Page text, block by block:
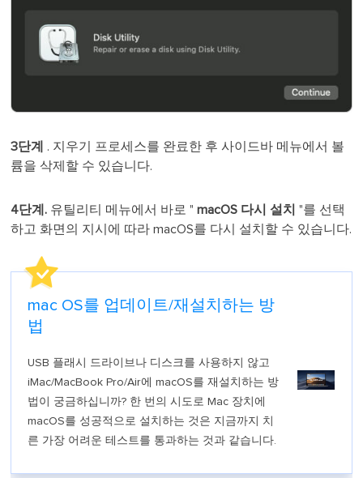
3단계
. 지우기 프로세스를 완료한 후 사이드바 메뉴에서 볼
륨을 삭제할 수 있습니다.
4단계. 유틸리티 메뉴에서 바로 "macOS 다시 설치 "를 선택
하고 화면의 지시에 따라 macOS를 다시 설치할 수 있습니다.
mac OS를 업데이트/재설치하는 방
법
USB 플래시 드라이브나 디스크를 사용하지 않고
iMac/MacBook Pro/Air에 macOS를 재설치하는 방
법이 궁금하십니까? 한 번의 시도로 Mac 장치에
macOS를 성공적으로 설치하는 것은 지금까지 치
른 가장 어려운 테스트를 통과하는 것과 같습니다.